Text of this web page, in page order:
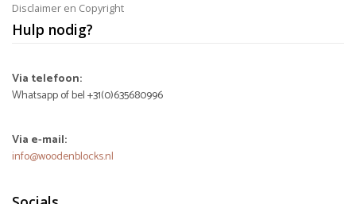
Disclaimer en Copyright
Hulp nodig?
Via telefoon:
Whatsapp of bel +31(0)635680996
Via e-mail:
info@woodenblocks.nl